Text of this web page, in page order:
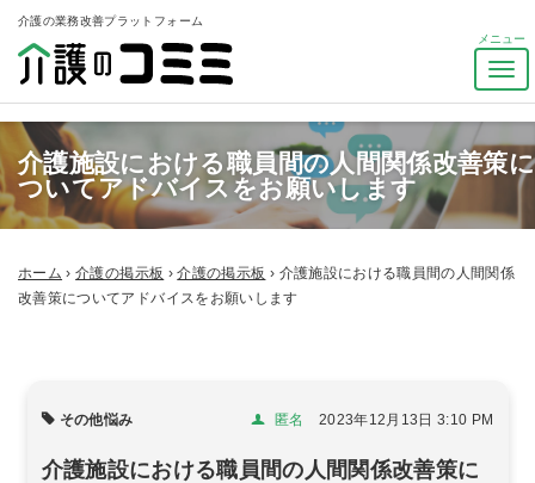
介護の業務改善プラットフォーム
ナ
ビ
ゲ
ー
シ
ン
ト
介護施設における職員間の人間関係改善策に
ついてアドバイスをお願いします
ホーム › 介護の掲示板 › 介護の掲示板 › 介護施設における職員間の人間関係
改善策についてアドバイスをお願いします
その他悩み 匿名 2023年12月13日 3:10 PM
介護施設における職員間の人間関係改善策に